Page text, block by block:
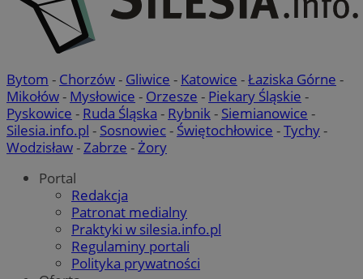
Bytom - Chorzów- Gliwice - Katowice -Łaziska Górne -
Mikołów- Mysłowice - Orzesze - Piekary Śląskie -
Pyskowice - Ruda Śląska - Rybnik- Siemianowice -
Silesia.info.pl - Sosnowiec- Świętochłowice -Tychy-
Wodzisław-Zabrze -Żory
Portal
Redakcja
Patronat medialny
Praktyki w silesia.info.pl
Regulaminy portali
Polityka prywatności
VISITOR_PRIVACY_METADATA